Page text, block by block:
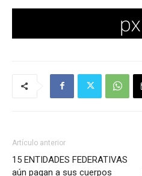
Artículo anterior
15 ENTIDADES FEDERATIVAS
aún pagan a sus cuerpos